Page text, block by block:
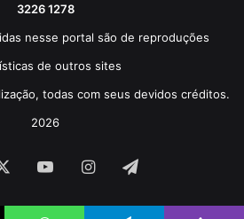
3226 1278
nesse portal são de reproduções
de outros sites
todas com seus devidos créditos.
2026
YouTubeInstagram